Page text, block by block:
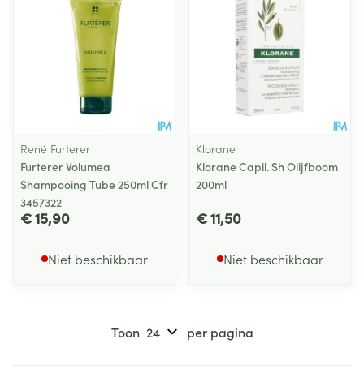
René Furterer
Furterer Volumea
Shampooing Tube 250ml Cfr
3457322
€ 15,90
Niet beschikbaar
Klorane
Klorane Capil. Sh Olijfboom
200ml
€ 11,50
Niet beschikbaar
Toon per pagina